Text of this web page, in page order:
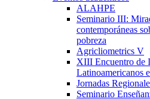
ALAHPE
Seminario III:
contemporáneas
pobreza
Agricliometrics V
XIII Encuentro de
Latinoamericanos
Jornadas
Seminario